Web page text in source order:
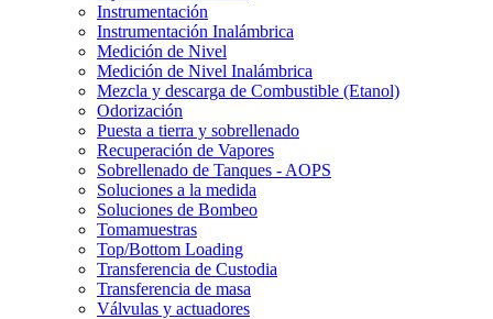
Instrumentación
Instrumentación Inalámbrica
Medición de Nivel
Medición de Nivel Inalámbrica
Mezcla y descarga de Combustible (Etanol)
Odorización
Puesta a tierra y sobrellenado
Recuperación de Vapores
Sobrellenado de Tanques - AOPS
Soluciones a la medida
Soluciones de Bombeo
Tomamuestras
Top/Bottom Loading
Transferencia de Custodia
Transferencia de masa
Válvulas y actuadores